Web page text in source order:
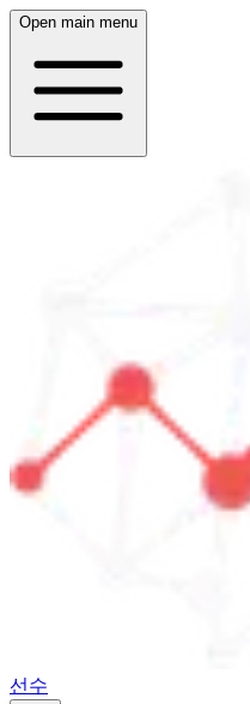
Open main menu
선수